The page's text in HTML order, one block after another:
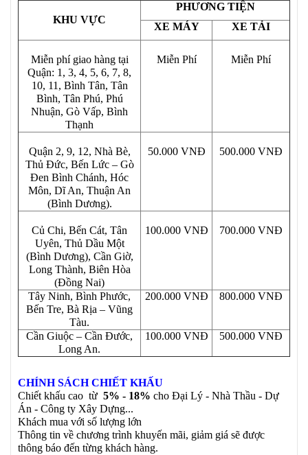
KHU VỰC
PHƯƠNG TIỆN
XE MÁY
XE TẢI
Miễn phí giao hàng tại
Quận: 1, 3, 4, 5, 6, 7, 8,
10, 11, Bình Tân, Tân
Bình, Tân Phú, Phú
Nhuận, Gò Vấp, Bình
Thạnh
Miễn Phí Miễn Phí
Quận 2, 9, 12, Nhà Bè,
Thủ Đức, Bến Lức – Gò
Đen Bình Chánh, Hóc
Môn, Dĩ An, Thuận An
(Bình Dương).
50.000 VNĐ 500.000 VNĐ
Củ Chi, Bến Cát, Tân
Uyên, Thủ Dầu Một
(Bình Dương), Cần Giờ,
Long Thành, Biên Hòa
(Đồng Nai)
100.000 VNĐ 700.000 VNĐ
Tây Ninh, Bình Phước,
Bến Tre, Bà Rịa – Vũng
Tàu.
200.000 VNĐ 800.000 VNĐ
Cần Giuộc – Cần Đước,
Long An.
100.000 VNĐ 500.000 VNĐ
CHÍNH SÁCH CHIẾT KHẤU
Chiết khấu cao từ 5% - 18% cho Đại Lý - Nhà Thầu - Dự
Án - Công ty Xây Dựng...
Khách mua với số lượng lớn
Thông tin về chương trình khuyến mãi, giảm giá sẽ được
thông báo đến từng khách hàng.